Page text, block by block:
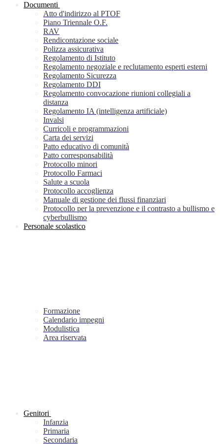
Documenti
Atto d'indirizzo al PTOF
Piano Triennale O.F.
RAV
Rendicontazione sociale
Polizza assicurativa
Regolamento di Istituto
Regolamento negoziale e reclutamento esperti esterni
Regolamento Sicurezza
Regolamento DDI
Regolamento convocazione riunioni collegiali a
distanza
Regolamento IA (intelligenza artificiale)
Invalsi
Curricoli e programmazioni
Carta dei servizi
Patto educativo di comunità
Patto corresponsabilità
Protocollo minori
Protocollo Farmaci
Salute a scuola
Protocollo accoglienza
Manuale di gestione dei flussi finanziari
Protocollo per la prevenzione e il contrasto a bullismo e
cyberbullismo
Personale scolastico
Formazione
Calendario impegni
Modulistica
Area riservata
Genitori
Infanzia
Primaria
Secondaria